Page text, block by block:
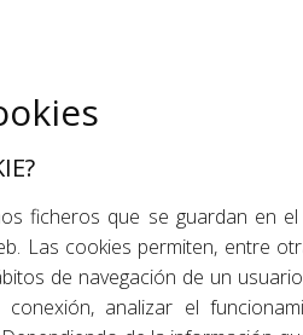
ficheros que se guardan en
Las cookies permiten, entre
de navegación de un
analizar el